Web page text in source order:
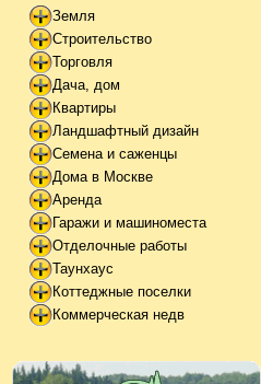
Земля
Строительство
Торговля
Дача, дом
Квартиры
Ландшафтный дизайн
Семена и саженцы
Дома в Москве
Аренда
Гаражи и машиноместа
Отделочные работы
Таунхаус
Коттеджные поселки
Коммерческая недв